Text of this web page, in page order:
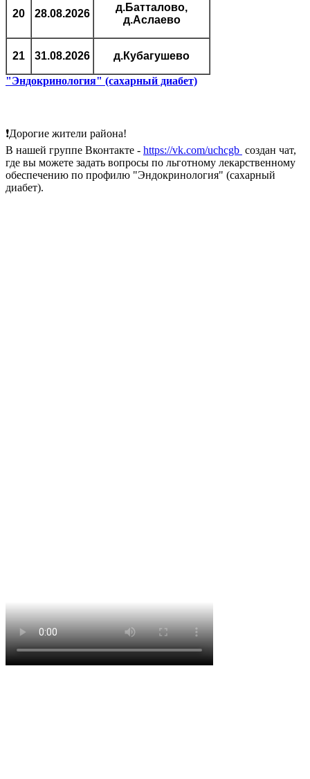
20 28.08.2026
д.Батталово,
д.Аслаево
21 31.08.2026 д.Кубагушево
"Эндокринология" (сахарный диабет)
❗Дорогие жители района!
В нашей группе Вконтакте - https://vk.com/uchcgb создан чат,
где вы можете задать вопросы по льготному лекарственному
обеспечению по профилю "Эндокринология" (сахарный
диабет).